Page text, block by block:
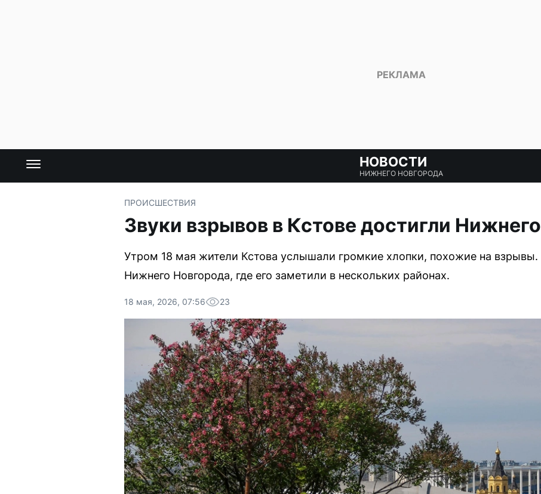
НОВОСТИ
НИЖНЕГО НОВГОРОДА
ПРОИСШЕСТВИЯ
Звуки взрывов в Кстове достигли Нижнего
Утром 18 мая жители Кстова услышали громкие хлопки, похожие на взрывы.
Нижнего Новгорода, где его заметили в нескольких районах.
18 мая, 2026, 07:56 23